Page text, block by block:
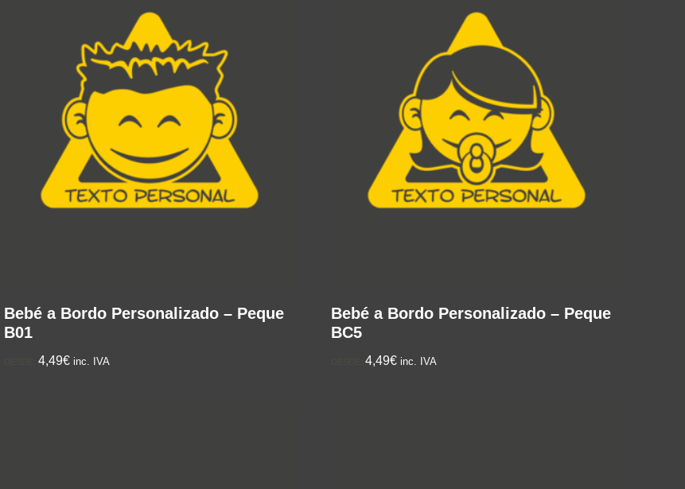
Bebé a Bordo Personalizado – Peque
B01
DESDE:4,49€ inc. IVA
Bebé a Bordo Personalizado – Peque
BC5
DESDE:4,49€ inc. IVA